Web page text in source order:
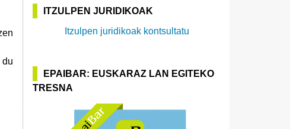
ITZULPEN JURIDIKOAK
Itzulpen juridikoak kontsultatu
EPAIBAR: EUSKARAZ LAN EGITEKO
TRESNA